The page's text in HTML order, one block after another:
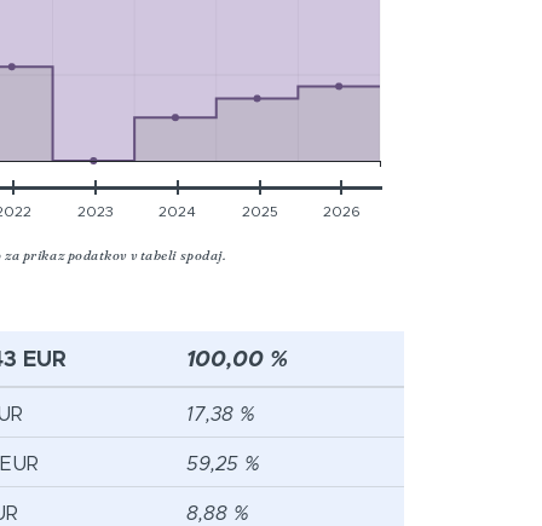
2023 2024 2025 2026
prikaz podatkov v tabeli spodaj.
EUR 100,00 %
17,38 %
59,25 %
8,88 %